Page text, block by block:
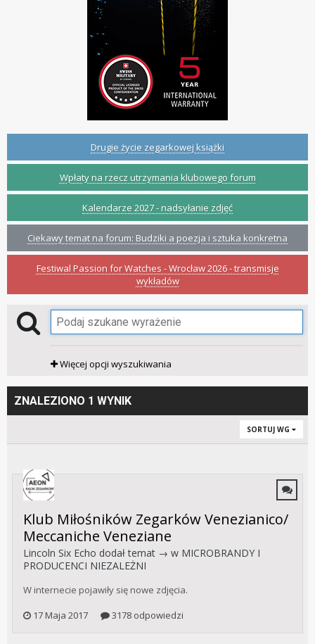
Drugie życie zegarkowej książki
Wpłaty na rzecz utrzymania klubowego forum
Kalendarze 2027 - nadsyłanie zdjęć
Ciekawy temat na forum: Budziki a poezja i sztuka konkretna
Festiwal Passion for Watches - Wrocław 2026 - transmisje
wykładów
Więcej opcji wyszukiwania
ZNALEZIONO 1 WYNIK
SORTUJ WG
Klub Miłośników Zegarków Venezianico/
Meccaniche Veneziane
Lincoln Six Echo dodał temat → w MICROBRANDY I
PRODUCENCI NIEZALEŻNI
W internecie pojawiły się nowe zdjęcia.
17 Maja 2017
3178 odpowiedzi